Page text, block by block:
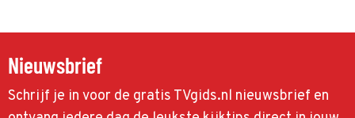
Nieuwsbrief
Schrijf je in voor de gratis TVgids.nl nieuwsbrief en